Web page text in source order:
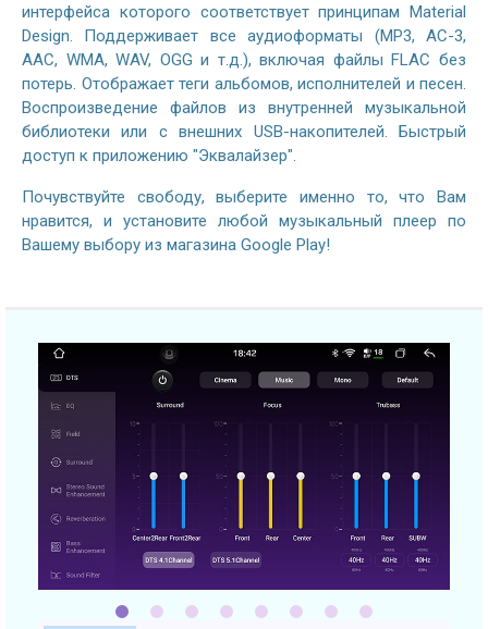
интерфейса которого соответствует принципам Material
Design. Поддерживает все аудиоформаты (MP3, AC-3,
AAC, WMA, WAV, OGG и т.д.), включая файлы FLAC без
потерь. Отображает теги альбомов, исполнителей и песен.
Воспроизведение файлов из внутренней музыкальной
библиотеки или с внешних USB-накопителей. Быстрый
доступ к приложению "Эквалайзер".
Почувствуйте свободу, выберите именно то, что Вам
нравится, и установите любой музыкальный плеер по
Вашему выбору из магазина Google Play!